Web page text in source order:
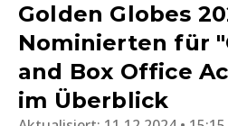
Golden Globes
Nominierten für
and Box Office
im Überblick